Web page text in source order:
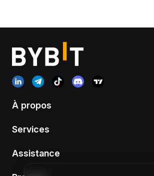
À propos
Services
Assistance